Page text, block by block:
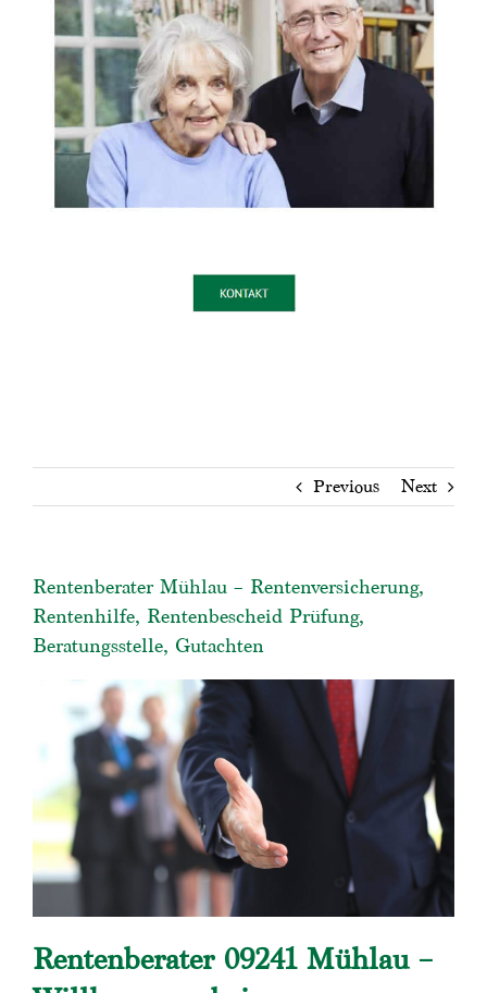
Previous Next
Rentenberater Mühlau – Rentenversicherung,
Rentenhilfe, Rentenbescheid Prüfung,
Beratungsstelle, Gutachten
Rentenberater 09241 Mühlau –